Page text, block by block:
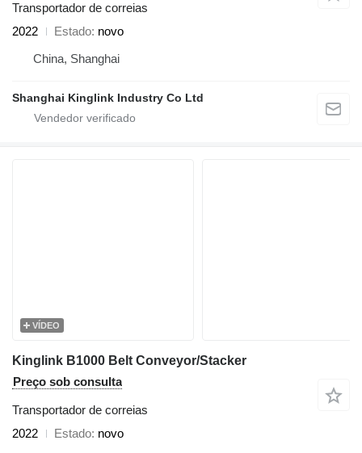
Transportador de correias
2022
Estado novo
China, Shanghai
Shanghai Kinglink Industry Co Ltd
VÍDEO
Kinglink B1000 Belt Conveyor/Stacker
Preço sob consulta
Transportador de correias
2022
Estado novo